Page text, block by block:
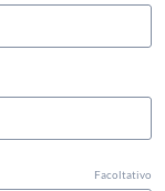
Facoltativo